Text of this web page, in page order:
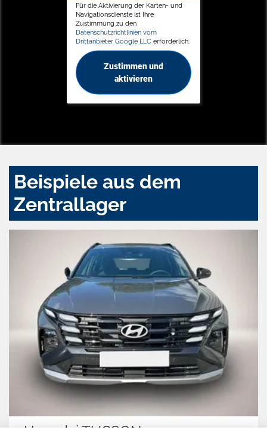
Für die Aktivierung der Karten- und
Navigationsdienste ist Ihre
Zustimmung zu den
Datenschutzrichtlinien vom
Drittanbieter Google LLC erforderlich.
Zustimmen und
aktivieren
Beispiele aus dem
Zentrallager